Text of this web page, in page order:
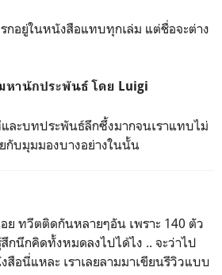
กอยู่ในหนังสือแทบทุกเล่ม แต่ชื่อจะต่าง
หานักประพันธ์ โดย Luigi
ละบทประพันธ์ลึกซึ้งมากจนเราแทบไม่
กับมุมมองบางอย่างในนั้น
ย ทวีตติดกันหลายๆอัน เพราะ 140 ตัว
กนึกคิดทั้งหมดลงไปได้ไง .. จะว่าไป
สือนี่แหละ เราเลยลามมาเขียนรีวิวแบบ